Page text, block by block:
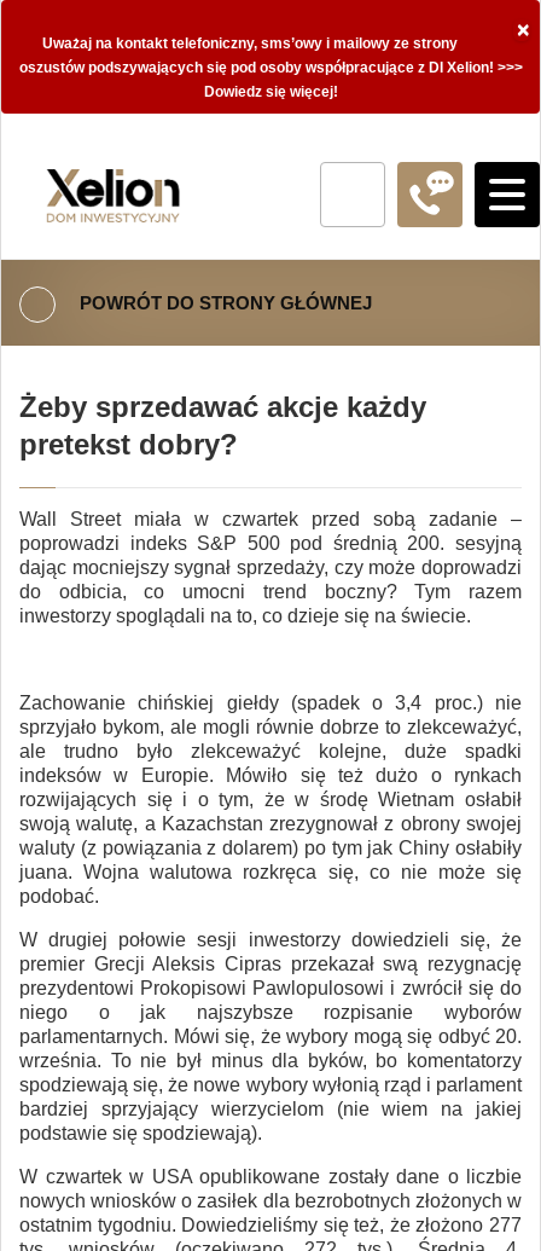
×
Uważaj na kontakt telefoniczny, sms’owy i mailowy ze strony
oszustów podszywających się pod osoby współpracujące z DI Xelion! >>>
Dowiedz się więcej!
POWRÓT DO STRONY GŁÓWNEJ
Żeby sprzedawać akcje każdy
pretekst dobry?
Wall Street miała w czwartek przed sobą zadanie –
poprowadzi indeks S&P 500 pod średnią 200. sesyjną
dając mocniejszy sygnał sprzedaży, czy może doprowadzi
do odbicia, co umocni trend boczny? Tym razem
inwestorzy spoglądali na to, co dzieje się na świecie.
Zachowanie chińskiej giełdy (spadek o 3,4 proc.) nie
sprzyjało bykom, ale mogli równie dobrze to zlekceważyć,
ale trudno było zlekceważyć kolejne, duże spadki
indeksów w Europie. Mówiło się też dużo o rynkach
rozwijających się i o tym, że w środę Wietnam osłabił
swoją walutę, a Kazachstan zrezygnował z obrony swojej
waluty (z powiązania z dolarem) po tym jak Chiny osłabiły
juana. Wojna walutowa rozkręca się, co nie może się
podobać.
W drugiej połowie sesji inwestorzy dowiedzieli się, że
premier Grecji Aleksis Cipras przekazał swą rezygnację
prezydentowi Prokopisowi Pawlopulosowi i zwrócił się do
niego o jak najszybsze rozpisanie wyborów
parlamentarnych. Mówi się, że wybory mogą się odbyć 20.
września. To nie był minus dla byków, bo komentatorzy
spodziewają się, że nowe wybory wyłonią rząd i parlament
bardziej sprzyjający wierzycielom (nie wiem na jakiej
podstawie się spodziewają).
W czwartek w USA opublikowane zostały dane o liczbie
nowych wniosków o zasiłek dla bezrobotnych złożonych w
ostatnim tygodniu. Dowiedzieliśmy się też, że złożono 277